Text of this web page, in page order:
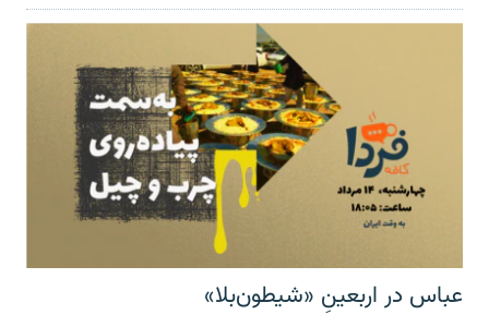
عباس در اربعینِ «شیطون‌بلا»